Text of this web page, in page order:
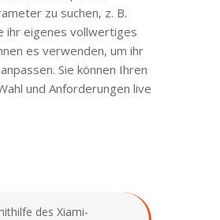
zu suchen, z. B.
ihr eigenes vollwertiges
es verwenden, um ihr
Sie können Ihren
und Anforderungen live
des Xiami-